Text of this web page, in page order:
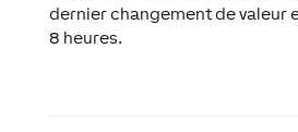
dernier changement de valeur
8 heures.